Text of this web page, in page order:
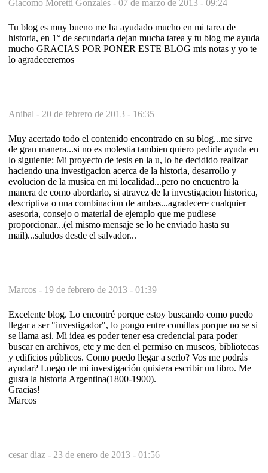
Giacomo Moretti Gonzales - 07 de marzo de 2013 - 09:24
Tu blog es muy bueno me ha ayudado mucho en mi tarea de
historia, en 1° de secundaria dejan mucha tarea y tu blog me ayuda
mucho GRACIAS POR PONER ESTE BLOG mis notas y yo te
lo agradeceremos
Anibal - 20 de febrero de 2013 - 16:35
Muy acertado todo el contenido encontrado en su blog...me sirve
de gran manera...si no es molestia tambien quiero pedirle ayuda en
lo siguiente: Mi proyecto de tesis en la u, lo he decidido realizar
haciendo una investigacion acerca de la historia, desarrollo y
evolucion de la musica en mi localidad...pero no encuentro la
manera de como abordarlo, si atravez de la investigacion historica,
descriptiva o una combinacion de ambas...agradecere cualquier
asesoria, consejo o material de ejemplo que me pudiese
proporcionar...(el mismo mensaje se lo he enviado hasta su
mail)...saludos desde el salvador...
Marcos - 19 de febrero de 2013 - 01:39
Excelente blog. Lo encontré porque estoy buscando como puedo
llegar a ser "investigador", lo pongo entre comillas porque no se si
se llama asi. Mi idea es poder tener esa credencial para poder
buscar en archivos, etc y me den el permiso en museos, bibliotecas
y edificios públicos. Como puedo llegar a serlo? Vos me podrás
ayudar? Luego de mi investigación quisiera escribir un libro. Me
gusta la historia Argentina(1800-1900).
Gracias!
Marcos
cesar diaz - 23 de enero de 2013 - 01:56